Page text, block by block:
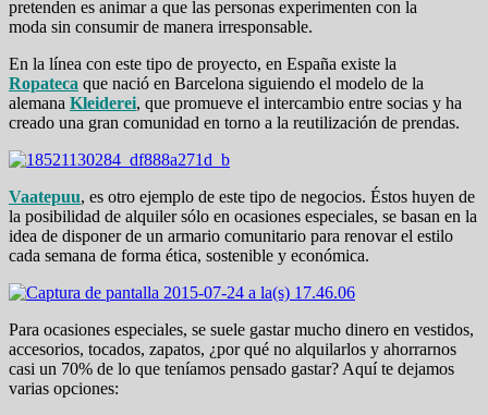
pretenden es animar a que las personas experimenten con la
moda sin consumir de manera irresponsable.
En la línea con este tipo de proyecto, en España existe la
Ropateca que nació en Barcelona siguiendo el modelo de la
alemana Kleiderei, que promueve el intercambio entre socias y ha
creado una gran comunidad en torno a la reutilización de prendas.
Vaatepuu, es otro ejemplo de este tipo de negocios. Éstos huyen de
la posibilidad de alquiler sólo en ocasiones especiales, se basan en la
idea de disponer de un armario comunitario para renovar el estilo
cada semana de forma ética, sostenible y económica.
Para ocasiones especiales, se suele gastar mucho dinero en vestidos,
accesorios, tocados, zapatos, ¿por qué no alquilarlos y ahorrarnos
casi un 70% de lo que teníamos pensado gastar? Aquí te dejamos
varias opciones: